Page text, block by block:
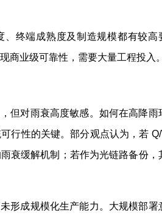
、终端成熟度及制造规模都有较高
商业级可靠性，需要大量工程投入。
但对雨衰高度敏感。如何在高降雨
行性的关键。部分观点认为，若
衰缓解机制；若作为光链路备份，
形成规模化生产能力。大规模部署